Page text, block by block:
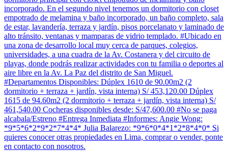
incorporado. En el segundo nivel tenemos un dormitorio con closet
empotrado de melamina y baño incorporado, un baño completo, sala
de estar, lavandería, terraza y jardín, pisos porcelanato y laminado de
alto tránsito, ventanas y mamparas de vidrio templado. #Ubicado en
una zona de desarrollo local muy cerca de parques, colegios,
universidades, a una cuadra de la Av. Costanera y del circuito de
playas, donde podrás realizar actividades con tu familia o deportes al
aire libre en la Av. La Paz del distrito de San Miguel.
#Departamentos Disponibles: Dúplex 1610 de 90.00m2 (2
dormitorio + terraza + jardín, vista interna) S/ 453,120.00 Dúplex
1615 de 94.60m2 (2 dormitorio + terraza + jardín, vista interna) S/
461,540.00 Cocheras disponibles desde: S/47,600.00 #No se paga
alcabala/Estreno #Entrega Inmediata #Informes: Angie Wong:
*9*5*6*2*9*2*7*4*4* Julia Balarezo: *9*6*0*4*1*2*8*4*0* Si
quieres conocer otras propiedades en Lima, comprar o vender, ponte
en contacto con nosotros.